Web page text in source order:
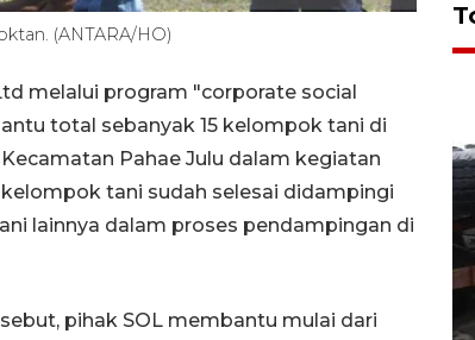
(ANTARA/HO)
melalui program "corporate social
total sebanyak 15 kelompok tani di
Pahae Julu dalam kegiatan
kelompok tani sudah selesai didampingi
lainnya dalam proses pendampingan di
pihak SOL membantu mulai dari